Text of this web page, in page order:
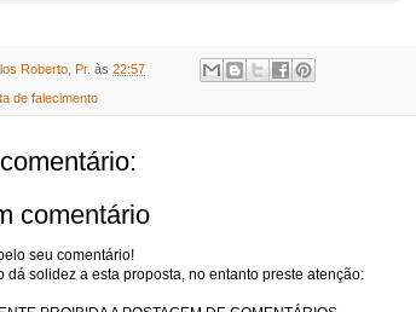
Roberto, Pr. às 22:57
de falecimento
comentário
seu comentário!
dá solidez a esta proposta, no entanto preste atenção: